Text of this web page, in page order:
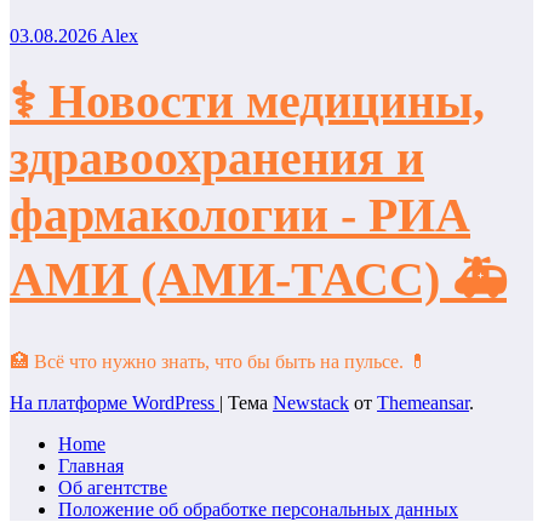
03.08.2026 Alex
⚕️ Новости медицины,
здравоохранения и
фармакологии - РИА
АМИ (АМИ-ТАСС) 🚑
🏥 Всё что нужно знать, что бы быть на пульсе. 💊
На платформе WordPress
Тема Newstack от Themeansar.
Home
Главная
Об агентстве
Положение об обработке персональных данных